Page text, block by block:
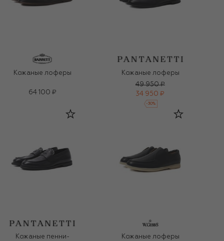
Кожаные лоферы
64 100 ₽
Кожаные лоферы
49 950 ₽
34 950 ₽
-30%
Кожаные пенни-
Кожаные лоферы